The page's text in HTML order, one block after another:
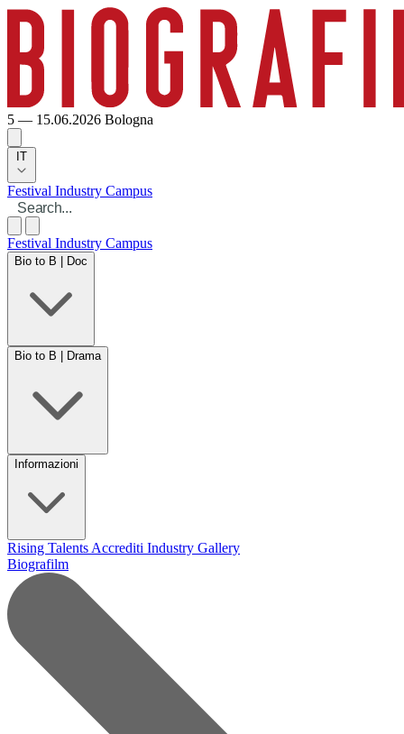
5 — 15.06.2026 Bologna
IT
Festival Industry Campus
Festival Industry Campus
Bio to B | Doc
Bio to B | Drama
Informazioni
Rising Talents Accrediti Industry Gallery
Biografilm